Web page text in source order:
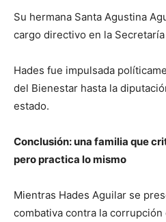
Su hermana Santa Agustina
cargo directivo en la
Hades fue impulsada
del Bienestar hasta la
estado.
Conclusión: una familia que
pero practica lo mismo
Mientras Hades Aguilar se
combativa contra la corrupción